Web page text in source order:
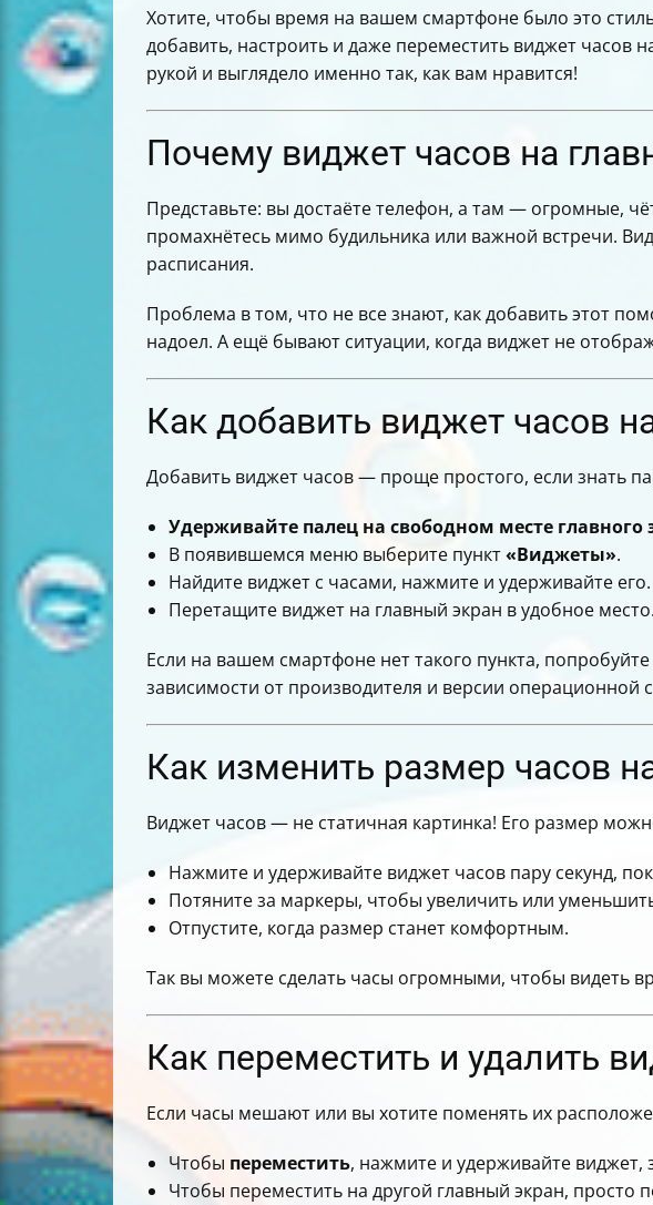
Таблица: основные действия с виджетом часов
Как использовать приложение «Часы» для работы с
Советы для экономии заряда батареи с виджетом часов
Хотите, чтобы время на вашем смартфоне было это
добавить, настроить и даже переместить виджет часов
рукой и выглядело именно так, как вам нравится!
Почему виджет часов на
Представьте: вы достаёте телефон, а там — огромные,
промахнётесь мимо будильника или важной встречи.
расписания.
Проблема в том, что не все знают, как добавить этот
надоел. А ещё бывают ситуации, когда виджет не
Как добавить виджет часов
Добавить виджет часов — проще простого, если знать
Удерживайте палец на свободном месте главного
В появившемся меню выберите пункт«Виджеты».
Найдите виджет с часами, нажмите и удерживайте его.
Перетащите виджет на главный экран в удобное место.
Если на вашем смартфоне нет такого пункта, попробуйте
зависимости от производителя и версии операционной
Как изменить размер часов
Виджет часов — не статичная картинка! Его размер
Нажмите и удерживайте виджет часов пару секунд,
Потяните за маркеры, чтобы увеличить или
Отпустите, когда размер станет комфортным.
Так вы можете сделать часы огромными, чтобы видеть
Как переместить и удалить
Если часы мешают или вы хотите поменять их
Чтобы переместить, нажмите и удерживайте виджет,
Чтобы переместить на другой главный экран, просто